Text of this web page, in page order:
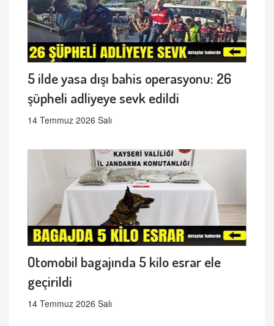
5 ilde yasa dışı bahis operasyonu: 26
şüpheli adliyeye sevk edildi
14 Temmuz 2026 Salı
Otomobil bagajında 5 kilo esrar ele
geçirildi
14 Temmuz 2026 Salı